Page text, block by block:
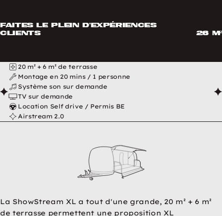
faites le plein d'expériences
clients
26 m²
ShowStream XL en résumé
20 m² + 6 m² de terrasse
Montage en 20 mins / 1 personne
Système son sur demande
TV sur demande
Location Self drive / Permis BE
Airstream 2.0
La ShowStream XL a tout d'une grande, 20 m² + 6 m²
de terrasse permettent une proposition XL